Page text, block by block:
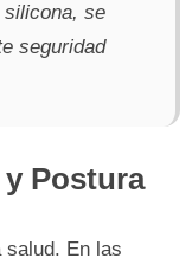
se
seguridad
Postura
salud. En las